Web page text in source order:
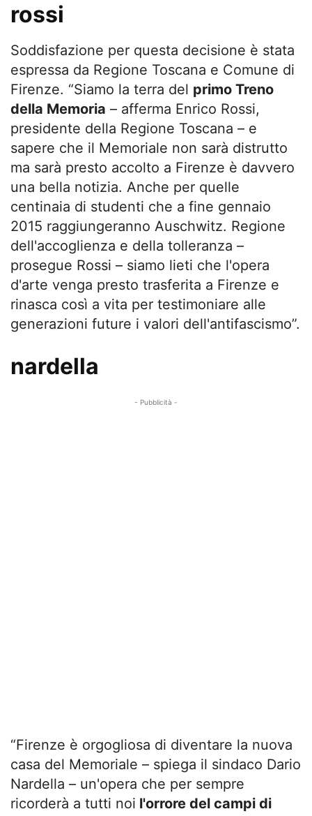
rossi
Soddisfazione per questa decisione è stata
espressa da Regione Toscana e Comune di
Firenze. “Siamo la terra del primo Treno
della Memoria – afferma Enrico Rossi,
presidente della Regione Toscana – e
sapere che il Memoriale non sarà distrutto
ma sarà presto accolto a Firenze è davvero
una bella notizia. Anche per quelle
centinaia di studenti che a fine gennaio
2015 raggiungeranno Auschwitz. Regione
dell'accoglienza e della tolleranza –
prosegue Rossi – siamo lieti che l'opera
d'arte venga presto trasferita a Firenze e
rinasca così a vita per testimoniare alle
generazioni future i valori dell'antifascismo”.
nardella
- Pubblicità -
“Firenze è orgogliosa di diventare la nuova
casa del Memoriale – spiega il sindaco Dario
Nardella – un'opera che per sempre
ricorderà a tutti noi l'orrore del campi di